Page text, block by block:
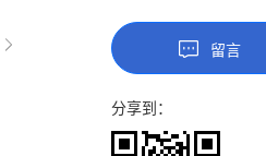
Next 留言
分享到：